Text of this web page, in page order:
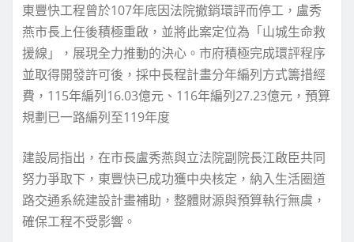
東豐快工程曾於107年底因法院撤銷環評而停工，盧秀
燕市長上任後積極重啟，並將此案定位為「山城生命救
援線」，展現全力推動的決心。市府積極完成環評程序
並取得開發許可後，採中長程計畫分年編列方式籌措經
費，115年編列16.03億元、116年編列27.23億元，預算
規劃已一路編列至119年度
建設局指出，在市長盧秀燕與立法院副院長江啟臣共同
努力爭取下，東豐快已成功獲中央核定，納入生活圈道
路交通系統建設計畫補助，整體財源與預算執行無虞，
確保工程不受影響。